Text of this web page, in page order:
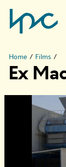
Home / Films /
Ex